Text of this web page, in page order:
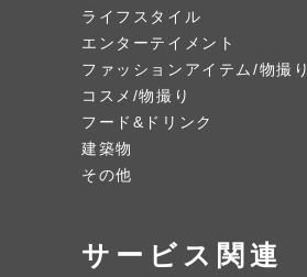
ライフスタイル
エンターテイメント
ファッションアイテム/物撮り
コスメ/物撮り
フード&ドリンク
建築物
その他
サービス関連